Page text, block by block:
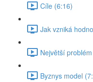
Cíle (6:16)
Jak vzniká
Největší
Byznys model